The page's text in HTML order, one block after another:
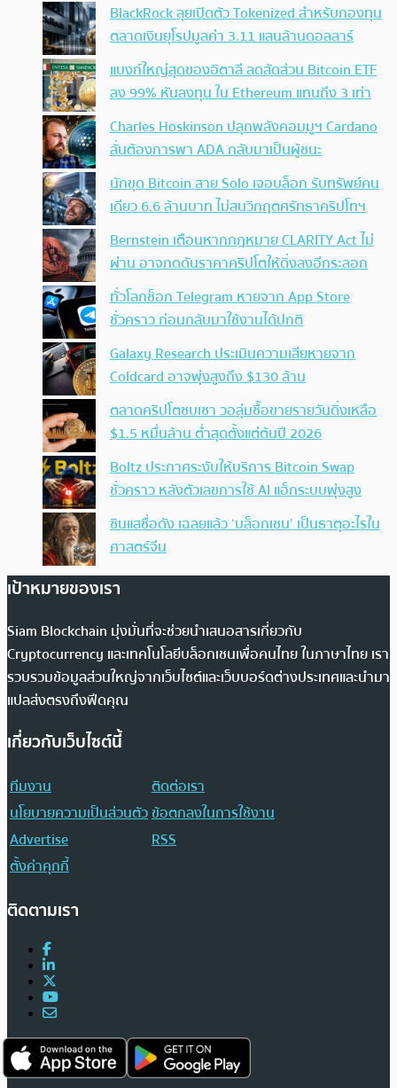
BlackRock ลุยเปิดตัว Tokenized สำหรับกองทุน
ตลาดเงินยุโรปมูลค่า 3.11 แสนล้านดอลลาร์
แบงก์ใหญ่สุดของอิตาลี ลดสัดส่วน Bitcoin ETF
ลง 99% หันลงทุน ใน Ethereum แทนถึง 3 เท่า
Charles Hoskinson ปลุกพลังคอมมูฯ Cardano
ลั่นต้องการพา ADA กลับมาเป็นผู้ชนะ
นักขุด Bitcoin สาย Solo เจอบล็อก รับทรัพย์คน
เดียว 6.6 ล้านบาท ไม่สนวิกฤตศรัทธาคริปโทฯ
Bernstein เตือนหากกฎหมาย CLARITY Act ไม่
ผ่าน อาจกดดันราคาคริปโตให้ดิ่งลงอีกระลอก
ทั่วโลกช็อก Telegram หายจาก App Store
ชั่วคราว ก่อนกลับมาใช้งานได้ปกติ
Galaxy Research ประเมินความเสียหายจาก
Coldcard อาจพุ่งสูงถึง $130 ล้าน
ตลาดคริปโตซบเซา วอลุ่มซื้อขายรายวันดิ่งเหลือ
$1.5 หมื่นล้าน ต่ำสุดตั้งแต่ต้นปี 2026
Boltz ประกาศระงับให้บริการ Bitcoin Swap
ชั่วคราว หลังตัวเลขการใช้ AI แฮ็กระบบพุ่งสูง
ซินแสชื่อดัง เฉลยแล้ว ‘บล็อกเชน’ เป็นธาตุอะไรใน
ศาสตร์จีน
เป้าหมายของเรา
Siam Blockchain มุ่งมั่นที่จะช่วยนำเสนอสารเกี่ยวกับ
Cryptocurrency และเทคโนโลยีบล็อกเชนเพื่อคนไทย ในภาษาไทย เรา
รวบรวมข้อมูลส่วนใหญ่จากเว็บไซต์และเว็บบอร์ดต่างประเทศและนำมา
แปลส่งตรงถึงฟีดคุณ
เกี่ยวกับเว็บไซต์นี้
ทีมงาน
ติดต่อเรา
นโยบายความเป็นส่วนตัวข้อตกลงในการใช้งาน
Advertise
RSS
ตั้งค่าคุกกี้
ติดตามเรา